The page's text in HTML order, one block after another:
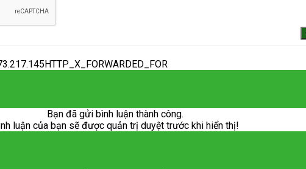
Bạn đã gửi bình luận thành công.
luận của bạn sẽ được quản trị duyệt trước khi hiển thị!